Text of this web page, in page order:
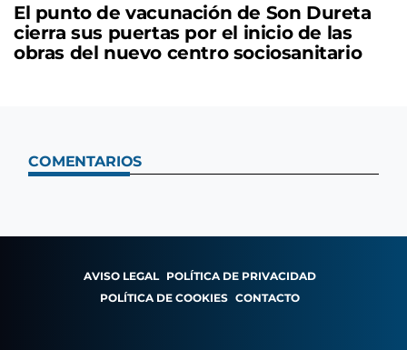
El punto de vacunación de Son Dureta
cierra sus puertas por el inicio de las
obras del nuevo centro sociosanitario
COMENTARIOS
AVISO LEGAL POLÍTICA DE PRIVACIDAD
POLÍTICA DE COOKIES CONTACTO